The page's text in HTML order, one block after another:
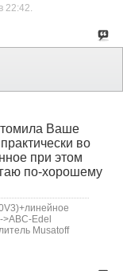
22:42
Ваше
во
при этом
по-хорошему
Edel
Musatoff